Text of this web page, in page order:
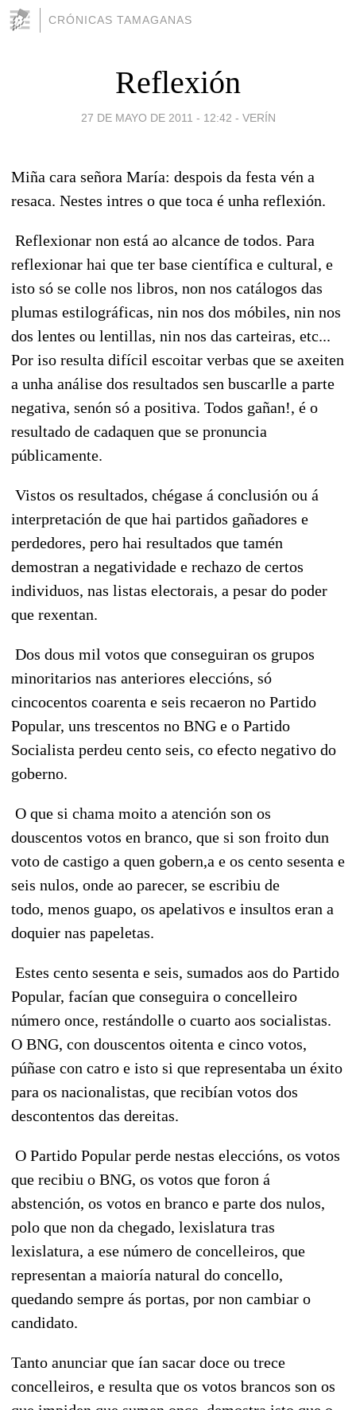
CRÓNICAS TAMAGANAS
Reflexión
27 DE MAYO DE 2011 - 12:42 - VERÍN
Miña cara señora María: despois da festa vén a
resaca. Nestes intres o que toca é unha reflexión.
Reflexionar non está ao alcance de todos. Para
reflexionar hai que ter base científica e cultural, e
isto só se colle nos libros, non nos catálogos das
plumas estilográficas, nin nos dos móbiles, nin nos
dos lentes ou lentillas, nin nos das carteiras, etc...
Por iso resulta difícil escoitar verbas que se axeiten
a unha análise dos resultados sen buscarlle a parte
negativa, senón só a positiva. Todos gañan!, é o
resultado de cadaquen que se pronuncia
públicamente.
Vistos os resultados, chégase á conclusión ou á
interpretación de que hai partidos gañadores e
perdedores, pero hai resultados que tamén
demostran a negatividade e rechazo de certos
individuos, nas listas electorais, a pesar do poder
que rexentan.
Dos dous mil votos que conseguiran os grupos
minoritarios nas anteriores eleccións, só
cincocentos coarenta e seis recaeron no Partido
Popular, uns trescentos no BNG e o Partido
Socialista perdeu cento seis, co efecto negativo do
goberno.
O que si chama moito a atención son os
douscentos votos en branco, que si son froito dun
voto de castigo a quen gobern,a e os cento sesenta e
seis nulos, onde ao parecer, se escribiu de
todo, menos guapo, os apelativos e insultos eran a
doquier nas papeletas.
Estes cento sesenta e seis, sumados aos do Partido
Popular, facían que conseguira o concelleiro
número once, restándolle o cuarto aos socialistas.
O BNG, con douscentos oitenta e cinco votos,
púñase con catro e isto si que representaba un éxito
para os nacionalistas, que recibían votos dos
descontentos das dereitas.
O Partido Popular perde nestas eleccións, os votos
que recibiu o BNG, os votos que foron á
abstención, os votos en branco e parte dos nulos,
polo que non da chegado, lexislatura tras
lexislatura, a ese número de concelleiros, que
representan a maioría natural do concello,
quedando sempre ás portas, por non cambiar o
candidato.
Tanto anunciar que ían sacar doce ou trece
concelleiros, e resulta que os votos brancos son os